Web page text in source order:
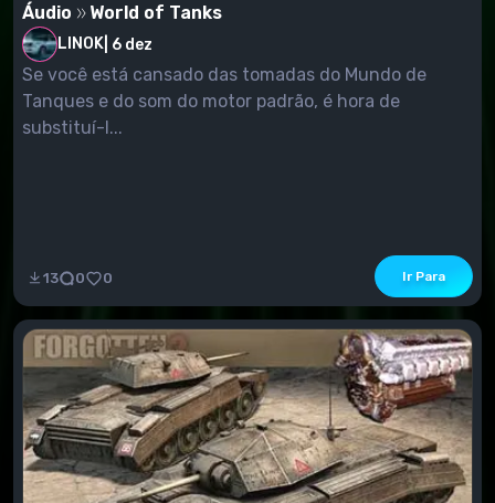
Áudio
World of Tanks
LINOK 6 dez
Se você está cansado das tomadas do Mundo de
Tanques e do som do motor padrão, é hora de
substituí-l...
13 0 0 Ir Para